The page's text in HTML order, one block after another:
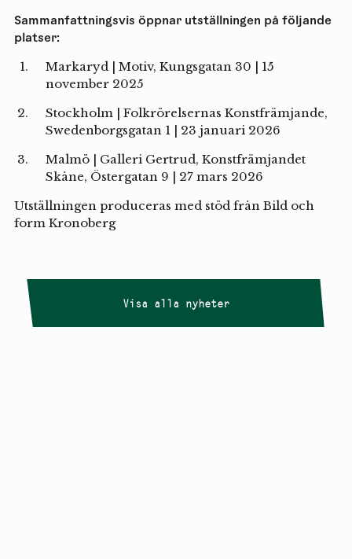
Sammanfattningsvis öppnar utställningen på följande
platser:
Markaryd | Motiv, Kungsgatan 30 | 15
november 2025
Stockholm | Folkrörelsernas Konstfrämjande,
Swedenborgsgatan 1 | 23 januari 2026
Malmö | Galleri Gertrud, Konstfrämjandet
Skåne, Östergatan 9 | 27 mars 2026
Utställningen produceras med stöd från Bild och
form Kronoberg
Visa alla nyheter